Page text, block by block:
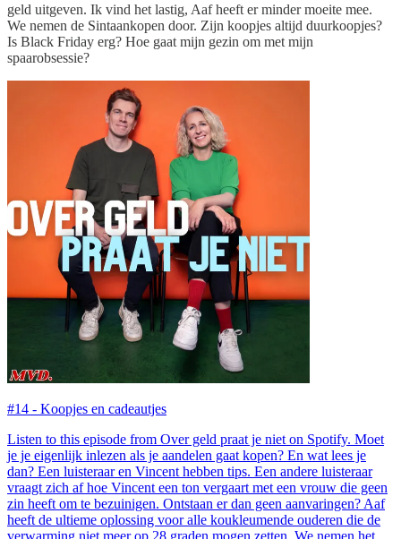
geld uitgeven. Ik vind het lastig, Aaf heeft er minder moeite mee.
We nemen de Sintaankopen door. Zijn koopjes altijd duurkoopjes?
Is Black Friday erg? Hoe gaat mijn gezin om met mijn
spaarobsessie?
#14 - Koopjes en cadeautjes
Listen to this episode from Over geld praat je niet on Spotify. Moet
je je eigenlijk inlezen als je aandelen gaat kopen? En wat lees je
dan? Een luisteraar en Vincent hebben tips. Een andere luisteraar
vraagt zich af hoe Vincent een ton vergaart met een vrouw die geen
zin heeft om te bezuinigen. Ontstaan er dan geen aanvaringen? Aaf
heeft de ultieme oplossing voor alle koukleumende ouderen die de
verwarming niet meer op 28 graden mogen zetten. We nemen het